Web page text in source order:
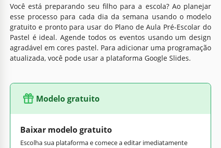
Você está preparando seu filho para a escola? Ao planejar
esse processo para cada dia da semana usando o modelo
gratuito e pronto para usar do Plano de Aula Pré-Escolar do
Pastel é ideal. Agende todos os eventos usando um design
agradável em cores pastel. Para adicionar uma programação
atualizada, você pode usar a plataforma Google Slides.
Modelo gratuito
Baixar modelo gratuito
Escolha sua plataforma e comece a editar imediatamente